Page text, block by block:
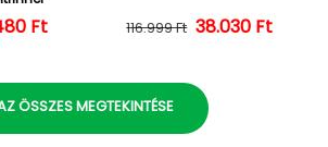
ár ár
Ft Normál ár
116.999 Ft 38.030 Ft
ÖSSZES MEGTEKINTÉSE